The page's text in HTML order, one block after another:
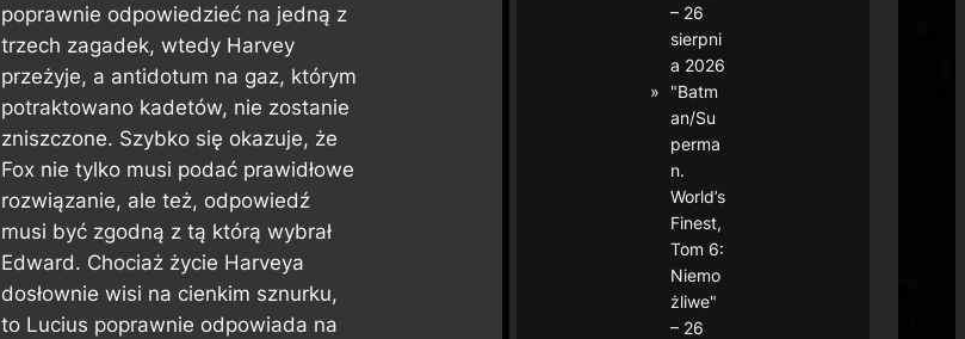
poprawnie odpowiedzieć na jedną z
trzech zagadek, wtedy Harvey
przeżyje, a antidotum na gaz, którym
potraktowano kadetów, nie zostanie
zniszczone. Szybko się okazuje, że
Fox nie tylko musi podać prawidłowe
rozwiązanie, ale też, odpowiedź
musi być zgodną z tą którą wybrał
Edward. Chociaż życie Harveya
dosłownie wisi na cienkim sznurku,
to Lucius poprawnie odpowiada na
– 26
sierpni
a 2026
"Batm
an/Su
perma
n.
World’s
Finest,
Tom 6:
Niemo
żliwe"
– 26